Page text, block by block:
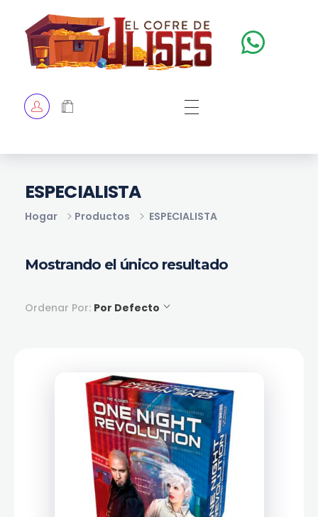
TIENDA
Hogar Productos ESPECIALISTA
ESPECIALISTA
Mostrando el único resultado
Ordenar Por: Por Defecto